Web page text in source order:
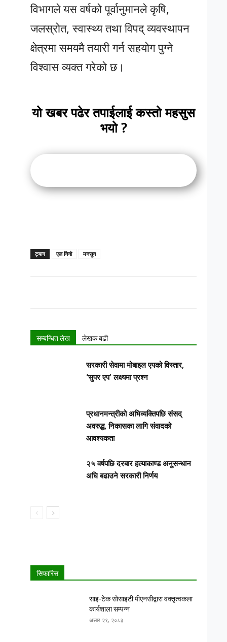
विभागले यस वर्षको पूर्वानुमानले कृषि,
जलस्रोत, स्वास्थ्य तथा विपद् व्यवस्थापन
क्षेत्रमा समयमै तयारी गर्न सहयोग पुग्ने
विश्वास व्यक्त गरेको छ।
यो खबर पढेर तपाईलाई कस्तो महसुस
भयो ?
ट्याग एल निनो मनसुन
सम्बन्धित लेख लेखक बढी
सरकारी सेवामा मोबाइल एपको विस्तार,
‘सुपर एप’ लक्ष्यमा प्रश्न
प्रधानमन्त्रीको अभिव्यक्तिपछि संसद्
अवरुद्ध, निकासका लागि संवादको
आवश्यकता
२५ वर्षपछि दरबार हत्याकाण्ड अनुसन्धान
अघि बढाउने सरकारी निर्णय
सिफारिस
साइ-टेक सोसाइटी पीएनसीद्वारा वक्तृत्वकला
कार्यशाला सम्पन्न
असार २९, २०८३